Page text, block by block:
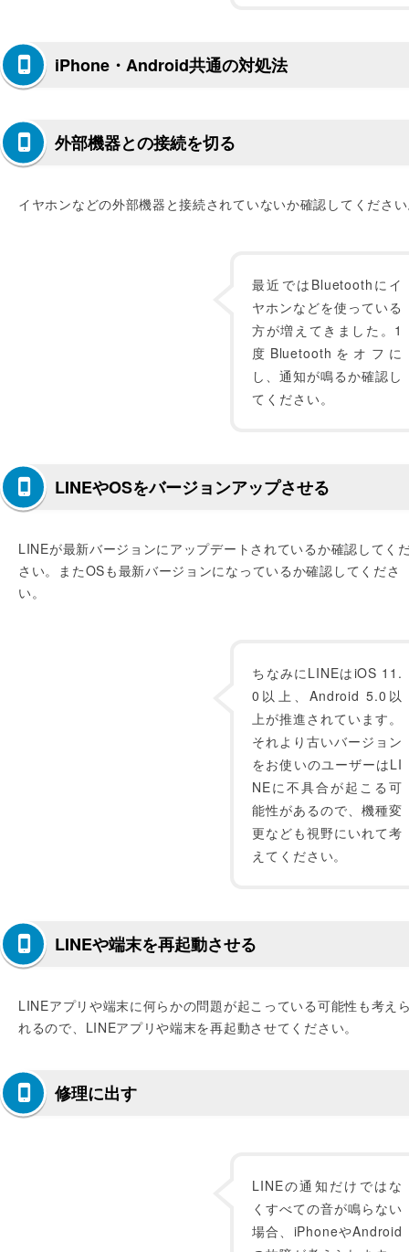
iPhone・Android共通の対処法
外部機器との接続を切る
イヤホンなどの外部機器と接続されていないか確認してくださ
最近ではBluetoothにイ
ヤホンなどを使っている
方が増えてきました。1
度Bluetoothをオフに
し、通知が鳴るか確認し
てください。
LINEやOSをバージョンアップさせる
LINEが最新バージョンにアップデートされているか確認してく
さい。またOSも最新バージョンになっているか確認してくださ
い。
ちなみにLINEはiOS 11.
0以上、Android 5.0以
上が推進されています。
それより古いバージョン
をお使いのユーザーはLI
NEに不具合が起こる可
能性があるので、機種変
更なども視野にいれて考
えてください。
LINEや端末を再起動させる
LINEアプリや端末に何らかの問題が起こっている可能性も考え
れるので、LINEアプリや端末を再起動させてください。
修理に出す
LINEの通知だけではな
くすべての音が鳴らない
場合、iPhoneやAndroid